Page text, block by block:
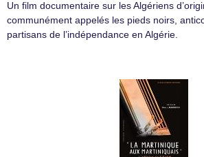
Un film documentaire sur les Algériens
communément appelés les pieds noirs,
partisans de l’indépendance en Algérie.